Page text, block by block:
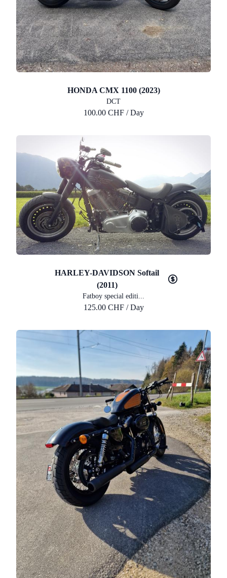
HONDA CMX 1100 (2023)
DCT
100.00 CHF / Day
HARLEY-DAVIDSON Softail
(2011)
Fatboy special editi...
125.00 CHF / Day